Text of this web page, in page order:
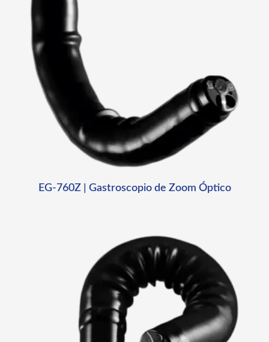
EG-760Z | Gastroscopio de Zoom Óptico